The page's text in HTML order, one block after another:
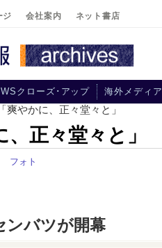
ジ 会社案内 ネット書店
クローズ･アップ 海外メディア
爽やかに、正々堂々と」
、正々堂々と」
フォト
ンバツが開幕